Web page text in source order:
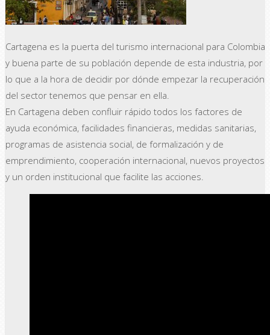
Cartagena es la puerta del turismo internacional para Colombia
y buena parte de su población depende de esta industria, por
lo que a la hora de decidir por dónde empezar la recuperación
del sector tenemos que pensar en ella.
En Cartagena deben confluir rápido todos los factores de
ayuda económica, facilidades financieras, medidas sanitarias,
programas de asistencia social, de formalización y de
emprendimiento, cooperación internacional, nuevos proyectos
y un orden institucional que facilite las acciones.